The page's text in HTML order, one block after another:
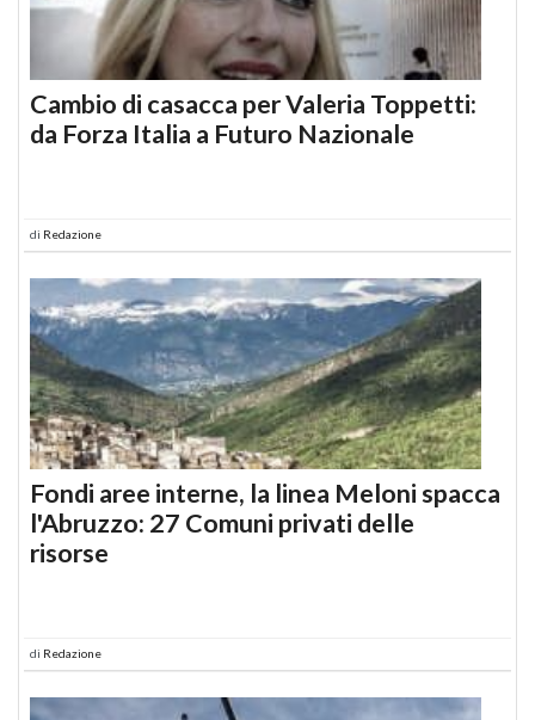
Cambio di casacca per Valeria Toppetti:
da Forza Italia a Futuro Nazionale
di Redazione
Fondi aree interne, la linea Meloni spacca
l'Abruzzo: 27 Comuni privati delle
risorse
di Redazione